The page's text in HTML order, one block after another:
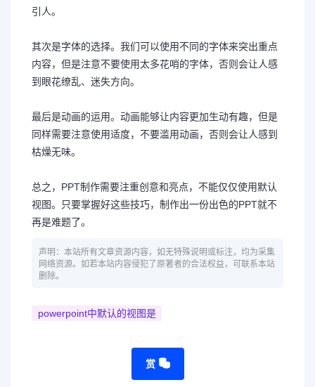
引人。
其次是字体的选择。我们可以使用不同的字体来突出重点
内容，但是注意不要使用太多花哨的字体，否则会让人感
到眼花缭乱、迷失方向。
最后是动画的运用。动画能够让内容更加生动有趣，但是
同样需要注意使用适度，不要滥用动画，否则会让人感到
枯燥无味。
总之，PPT制作需要注重创意和亮点，不能仅仅使用默认
视图。只要掌握好这些技巧，制作出一份出色的PPT就不
再是难题了。
声明：本站所有文章资源内容，如无特殊说明或标注，均为采集
网络资源。如若本站内容侵犯了原著者的合法权益，可联系本站
删除。
powerpoint中默认的视图是
赏